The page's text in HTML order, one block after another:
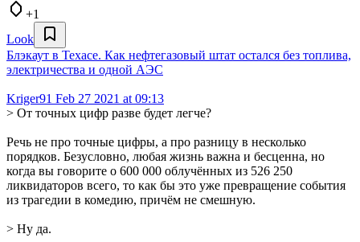
+1
Look
Блэкаут в Техасе. Как нефтегазовый штат остался без топлива,
электричества и одной АЭС
Kriger91 Feb 27 2021 at 09:13
> От точных цифр разве будет легче?
Речь не про точные цифры, а про разницу в несколько
порядков. Безусловно, любая жизнь важна и бесценна, но
когда вы говорите о 600 000 облучённых из 526 250
ликвидаторов всего, то как бы это уже превращение события
из трагедии в комедию, причём не смешную.
> Ну да.